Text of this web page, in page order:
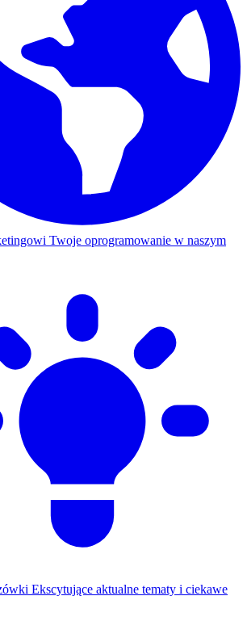
Twoje oprogramowanie w naszym
Ekscytujące aktualne tematy i ciekawe